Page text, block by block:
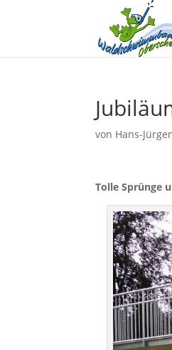
von Hans-
Tolle Sprünge